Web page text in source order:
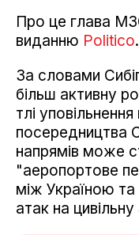
Про це глава
виданню Politico.
За словами
більш активну
тлі
посередництва
напрямів може
"аеропортове
між Україною
атак на